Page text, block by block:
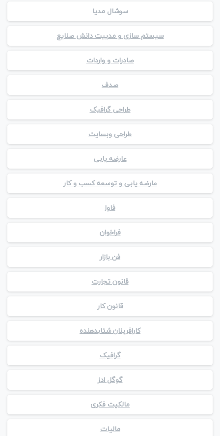
سوشال مدیا
سیستم سازی و مدییت دانش صنایع
صادرات و واردات
صدف
طراحی گرافیک
طراحی وبسایت
عارضه یابی
عارضه یابی و توسعه کسب و کار
فاوا
فراخوان
فن بازار
قانون تجارت
قانون کار
کارافرینان شتابدهنده
گرافیک
گوگل ادز
مالکیت فکری
مالیات